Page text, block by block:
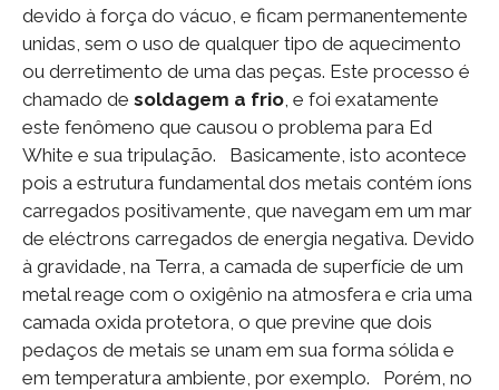
devido à força do vácuo, e ficam permanentemente
unidas, sem o uso de qualquer tipo de aquecimento
ou derretimento de uma das peças. Este processo é
chamado de soldagem a frio , e foi exatamente
este fenômeno que causou o problema para Ed
White e sua tripulação. Basicamente, isto acontece
pois a estrutura fundamental dos metais contém íons
carregados positivamente, que navegam em um mar
de eléctrons carregados de energia negativa. Devido
à gravidade, na Terra, a camada de superfície de um
metal reage com o oxigênio na atmosfera e cria uma
camada oxida protetora, o que previne que dois
pedaços de metais se unam em sua forma sólida e
em temperatura ambiente, por exemplo. Porém, no